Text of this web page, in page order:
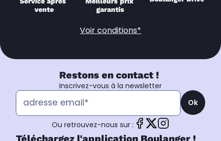
vente
garantis
Voir conditions*
Restons en contact !
Inscrivez-vous à la newsletter
Ok
Ou retrouvez-nous sur :